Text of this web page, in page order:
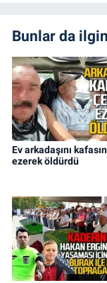
Bunlar da
Ev arkadaşını
ezerek öldürdü